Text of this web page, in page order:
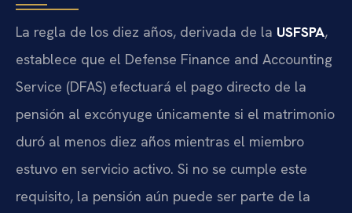
La regla de los diez años, derivada de la USFSPA,
establece que el Defense Finance and Accounting
Service (DFAS) efectuará el pago directo de la
pensión al excónyuge únicamente si el matrimonio
duró al menos diez años mientras el miembro
estuvo en servicio activo. Si no se cumple este
requisito, la pensión aún puede ser parte de la